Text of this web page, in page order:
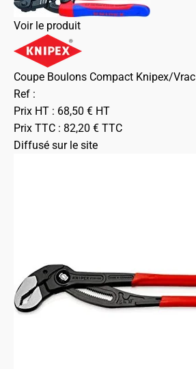
Voir le produit
Coupe Boulons Compact Knipex/Vrac
Ref :
Prix HT : 68,50 € HT
Prix TTC : 82,20 € TTC
Diffusé sur le site